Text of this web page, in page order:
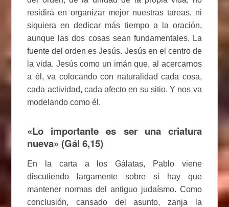
residirá en organizar mejor nuestras tareas, ni
siquiera en dedicar más tiempo a la oración,
aunque las dos cosas sean fundamentales. La
fuente del orden es Jesús. Jesús en el centro de
la vida. Jesús como un imán que, al acercarnos
a él, va colocando con naturalidad cada cosa,
cada actividad, cada afecto en su sitio. Y nos va
modelando como él.
«Lo importante es ser una criatura
nueva» (Gál 6,15)
En la carta a los Gálatas, Pablo viene
discutiendo largamente sobre si hay que
mantener normas del antiguo judaísmo. Como
conclusión, cansado del asunto, zanja la